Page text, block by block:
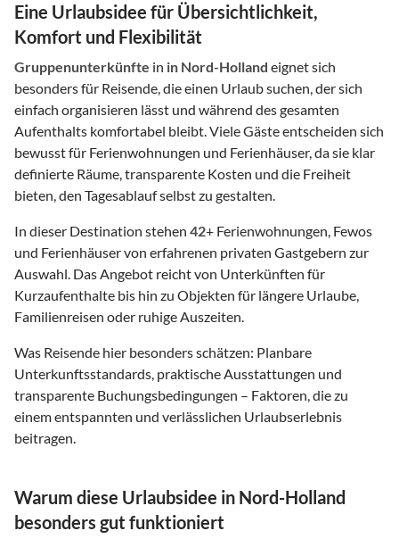
Eine Urlaubsidee für Übersichtlichkeit,
Komfort und Flexibilität
Gruppenunterkünfte in in Nord-Holland eignet sich
besonders für Reisende, die einen Urlaub suchen, der sich
einfach organisieren lässt und während des gesamten
Aufenthalts komfortabel bleibt. Viele Gäste entscheiden sich
bewusst für Ferienwohnungen und Ferienhäuser, da sie klar
definierte Räume, transparente Kosten und die Freiheit
bieten, den Tagesablauf selbst zu gestalten.
In dieser Destination stehen 42+ Ferienwohnungen, Fewos
und Ferienhäuser von erfahrenen privaten Gastgebern zur
Auswahl. Das Angebot reicht von Unterkünften für
Kurzaufenthalte bis hin zu Objekten für längere Urlaube,
Familienreisen oder ruhige Auszeiten.
Was Reisende hier besonders schätzen: Planbare
Unterkunftsstandards, praktische Ausstattungen und
transparente Buchungsbedingungen – Faktoren, die zu
einem entspannten und verlässlichen Urlaubserlebnis
beitragen.
Warum diese Urlaubsidee in Nord-Holland
besonders gut funktioniert